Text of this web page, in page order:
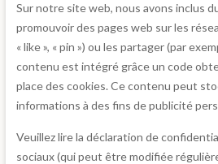
Sur notre site web, nous avons inclus
promouvoir des pages web sur les
« like », « pin ») ou les partager (par
contenu est intégré grâce un code
place des cookies. Ce contenu peut
informations à des fins de publicité
Veuillez lire la déclaration de
sociaux (qui peut être modifiée